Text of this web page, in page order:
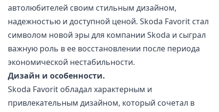
автолюбителей своим стильным дизайном,
надежностью и доступной ценой. Skoda Favorit стал
символом новой эры для компании Skoda и сыграл
важную роль в ее восстановлении после периода
экономической нестабильности.
Дизайн и особенности.
Skoda Favorit обладал характерным и
привлекательным дизайном, который сочетал в